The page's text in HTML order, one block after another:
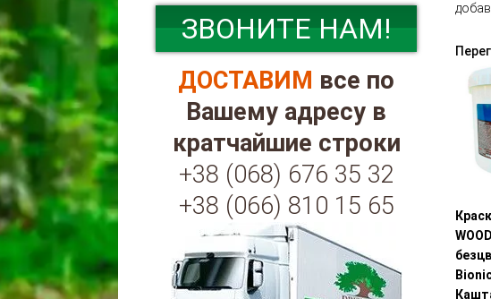
ЗВОНИТЕ НАМ!
ДОСТАВИМ все по
Вашему адресу в
кратчайшие строки
+38 (068) 676 35 32
+38 (066) 810 15 65